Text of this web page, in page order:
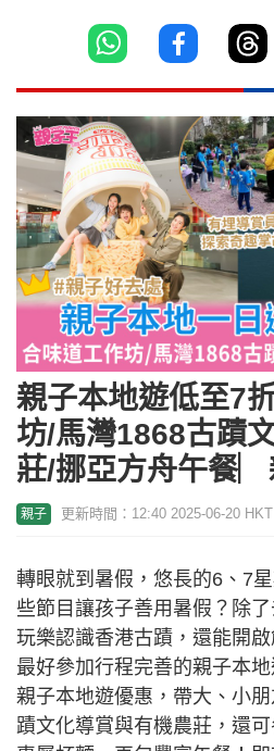
親子本地遊低至7
坊/馬灣1868古蹟
莊/挪亞方舟午餐
親子 更新時間：12:40 2025-06-20 HKT
轉眼就到暑假，悠長的6、7
些節目讓孩子善用暑假？除
玩樂認識香港古蹟，還能開
最好參加行程完善的親子本
親子本地遊優惠，帶大、小
蹟文化導賞與有機農莊，還